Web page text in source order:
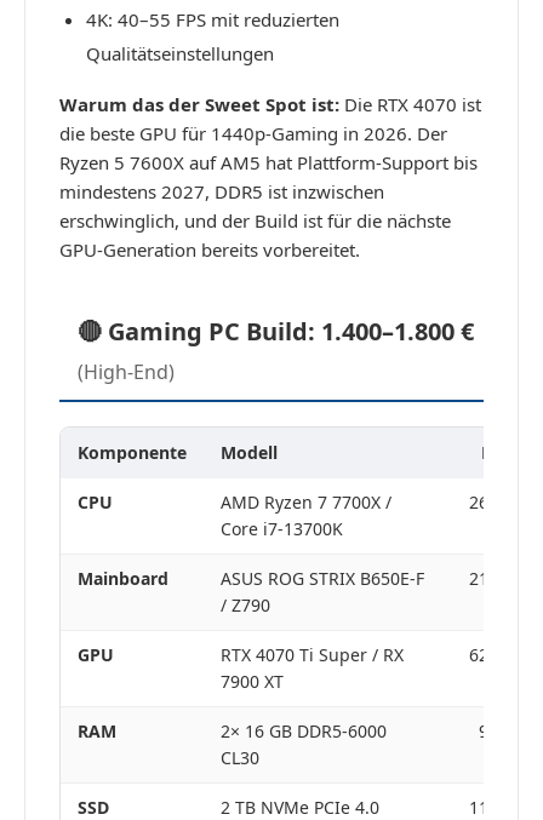
4K: 40–55 FPS mit reduzierten
Qualitätseinstellungen
Warum das der Sweet Spot ist: Die RTX 4070 ist
die beste GPU für 1440p-Gaming in 2026. Der
Ryzen 5 7600X auf AM5 hat Plattform-Support bis
mindestens 2027, DDR5 ist inzwischen
erschwinglich, und der Build ist für die nächste
GPU-Generation bereits vorbereitet.
🔴 Gaming PC Build: 1.400–1.800 €
(High-End)
Komponente Modell Preis
CPU
AMD Ryzen 7 7700X /
Core i7-13700K
260–320
Mainboard
ASUS ROG STRIX B650E-F
/ Z790
210–260
GPU
RTX 4070 Ti Super / RX
7900 XT
620–750
RAM
2× 16 GB DDR5-6000
CL30
90–115
SSD 2 TB NVMe PCIe 4.0 110–140